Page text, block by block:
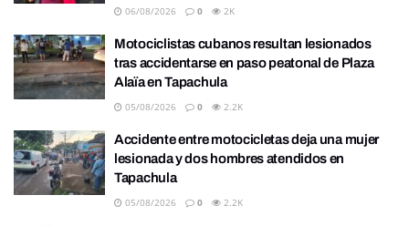
06/08/2026 0 2K
Motociclistas cubanos resultan lesionados
tras accidentarse en paso peatonal de Plaza
Alaïa en Tapachula
05/08/2026 0 2.2K
Accidente entre motocicletas deja una mujer
lesionada y dos hombres atendidos en
Tapachula
05/08/2026 0 2.2K